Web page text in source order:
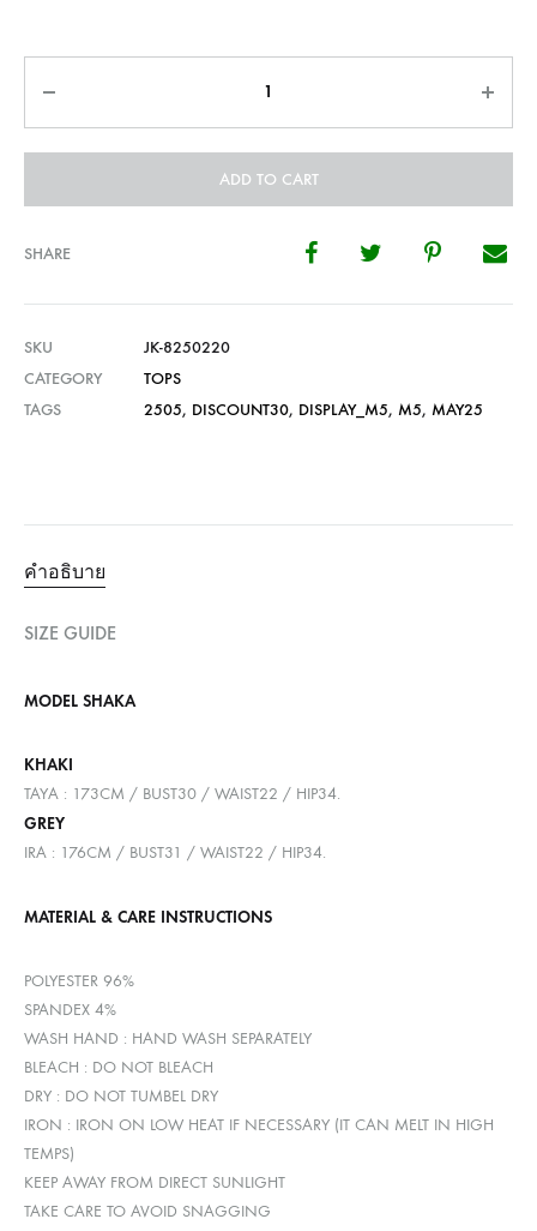
ADD TO CART
SHARE
SKU
JK-8250220
CATEGORY
TOPS
TAGS
2505, DISCOUNT30, DISPLAY_M5, M5, MAY25
คำอธิบาย
SIZE GUIDE
MODEL SHAKA
KHAKI
TAYA : 173CM / BUST30 / WAIST22 / HIP34.
GREY
IRA : 176CM / BUST31 / WAIST22 / HIP34.
MATERIAL & CARE INSTRUCTIONS
POLYESTER 96%
SPANDEX 4%
WASH HAND : HAND WASH SEPARATELY
BLEACH : DO NOT BLEACH
DRY : DO NOT TUMBEL DRY
IRON : IRON ON LOW HEAT IF NECESSARY (IT CAN MELT IN HIGH
TEMPS)
KEEP AWAY FROM DIRECT SUNLIGHT
TAKE CARE TO AVOID SNAGGING